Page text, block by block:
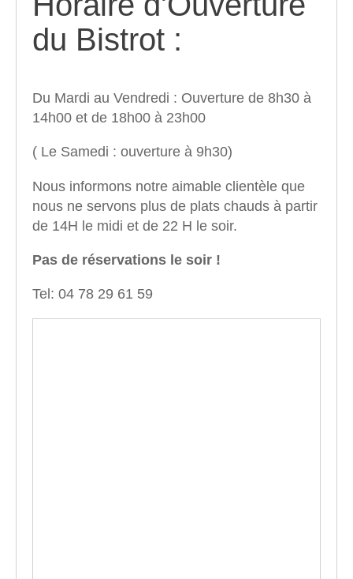
du Bistrot :
Du Mardi au Vendredi : Ouverture de 8h30 à
14h00 et de 18h00 à 23h00
( Le Samedi : ouverture à 9h30)
Nous informons notre aimable clientèle que
nous ne servons plus de plats chauds à partir
de 14H le midi et de 22 H le soir.
Pas de réservations le soir !
Tel: 04 78 29 61 59